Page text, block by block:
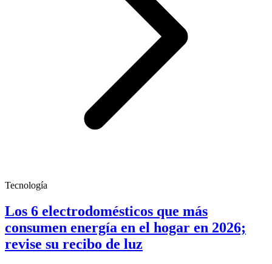
Tecnología
Los 6 electrodomésticos que más
consumen energía en el hogar en 2026;
revise su recibo de luz